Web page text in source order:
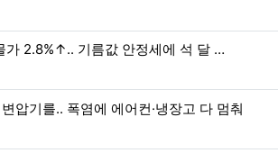
가 2.8%↑.. 기름값 안정세에 석 달 …
압기를.. 폭염에 에어컨·냉장고 다 멈춰